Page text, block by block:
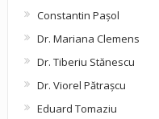
Constantin Pașol
Dr. Mariana Clemens
Dr. Tiberiu Stănescu
Dr. Viorel Pătraşcu
Eduard Tomaziu